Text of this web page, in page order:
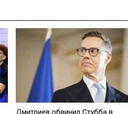
Дмитриев обвинил Стубба в